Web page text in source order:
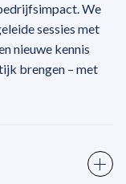
We
sessies met
nieuwe kennis
brengen – met